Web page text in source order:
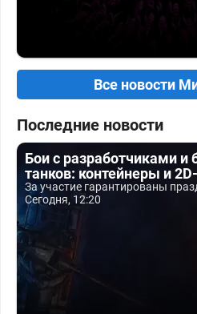
Все новости
Последние новости
Бои с разработчиками и
танков: контейнеры и
За участие гарантированы
Сегодня, 12:20